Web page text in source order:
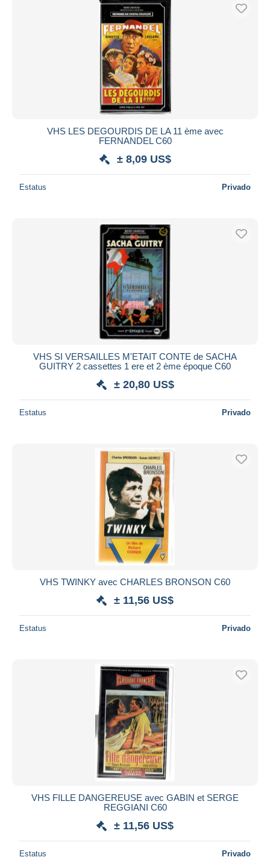
VHS LES DEGOURDIS DE LA 11 ème avec
FERNANDEL C60
± 8,09 US$
Estatus Privado
VHS SI VERSAILLES M'ETAIT CONTE de SACHA
GUITRY 2 cassettes 1 ere et 2 ème époque C60
± 20,80 US$
Estatus Privado
VHS TWINKY avec CHARLES BRONSON C60
± 11,56 US$
Estatus Privado
VHS FILLE DANGEREUSE avec GABIN et SERGE
REGGIANI C60
± 11,56 US$
Estatus Privado